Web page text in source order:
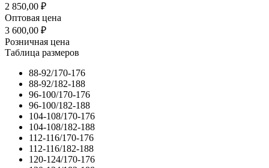
2 850,00 ₽
Оптовая цена
3 600,00 ₽
Розничная цена
Таблица размеров
88-92/170-176
88-92/182-188
96-100/170-176
96-100/182-188
104-108/170-176
104-108/182-188
112-116/170-176
112-116/182-188
120-124/170-176